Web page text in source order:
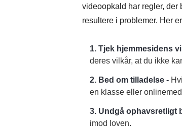
videoopkald har regler,
resultere i problemer. Her
1. Tjek hjemmesidens
deres vilkår, at du ikke
2. Bed om tilladelse -
en klasse eller
3. Undgå ophavsretligt
imod loven.